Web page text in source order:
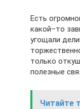
Есть
какой–то
угощали
только
полезные
Читайте